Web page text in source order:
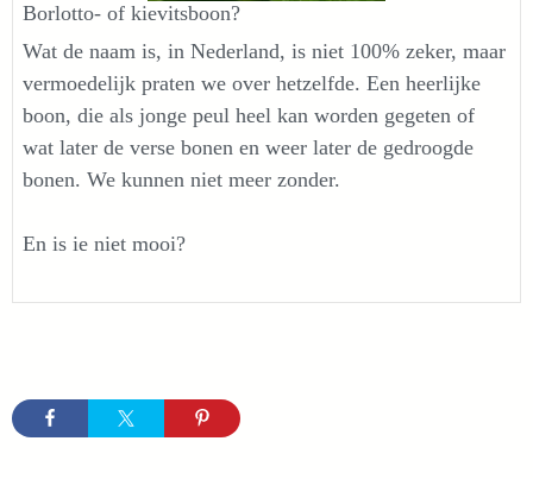
Borlotto- of kievitsboon?
Wat de naam is, in Nederland, is niet 100% zeker, maar
vermoedelijk praten we over hetzelfde. Een heerlijke
boon, die als jonge peul heel kan worden gegeten of
wat later de verse bonen en weer later de gedroogde
bonen. We kunnen niet meer zonder.
En is ie niet mooi?